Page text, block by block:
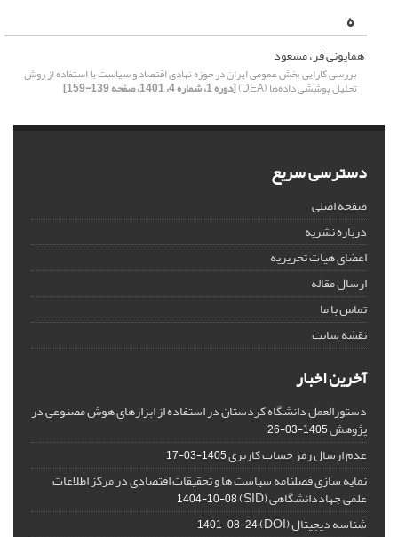
ه
همایونی فر، مسعود
بررسی کارایی بخش عمومی ایران در حوزه نهادی اقتصاد و سیاست با استفاده از روش
تحلیل پوششی داده‌ها (DEA) [دوره 1، شماره 4، 1401، صفحه 139-159]
دسترسی سریع
صفحه اصلی
درباره نشریه
اعضای هیات تحریریه
ارسال مقاله
تماس با ما
نقشه سایت
آخرین اخبار
دستورالعمل دانشگاه کردستان در استفاده از ابزارهای هوش مصنوعی در
پژوهش1405-03-26
عدم ارسال رمز حساب کاربری1405-03-17
نمایه سازی فصلنامه سیاست ها و تحقیقات اقتصادی در مرکز اطلاعات
علمی جهاددانشگاهی (SID) 1404-10-08
شناسه دیجیتال (DOI) 1401-08-24